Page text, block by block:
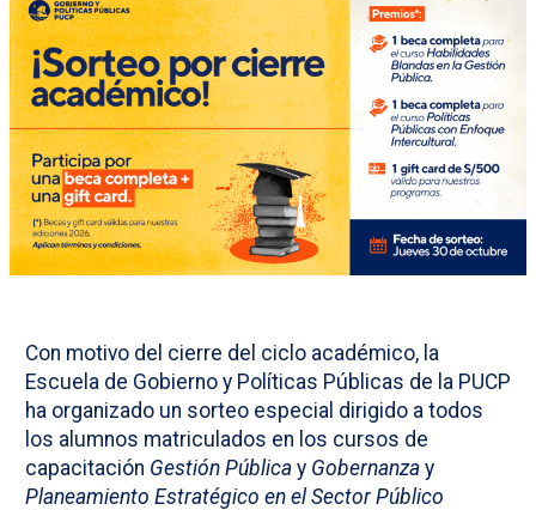
Con motivo del cierre del ciclo académico, la
Escuela de Gobierno y Políticas Públicas de la PUCP
ha organizado un sorteo especial dirigido a todos
los alumnos matriculados en los cursos de
capacitación Gestión Pública y Gobernanza y
Planeamiento Estratégico en el Sector Público